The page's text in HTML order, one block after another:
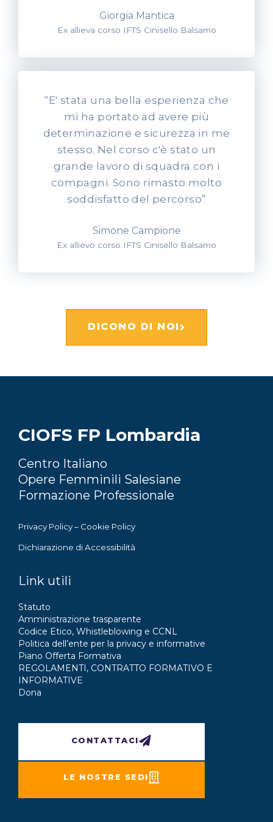
Giorgia Mantica
Ex allieva corso IFTS Cinisello Balsamo
“E' stata una bella esperienza che
mi ha portato ad avere più
determinazione e sicurezza in me
stesso. Nel corso c'è stato un
grande lavoro di squadra con i
compagni. Sono rimasto molto
soddisfatto del percorso”
Simone Campione
Ex allievo corso IFTS Cinisello Balsamo
DICONO DI NOI
CIOFS FP Lombardia
Centro Italiano
Opere Femminili Salesiane
Formazione Professionale
Privacy Policy– Cookie Policy
Dichiarazione di Accessibilità
Link utili
Statuto
Amministrazione trasparente
Codice Etico, Whistleblowing e CCNL
Politica dell’ente per la privacy e informative
Piano Offerta Formativa
REGOLAMENTI, CONTRATTO FORMATIVO E
INFORMATIVE
Dona
CONTATTACI
LE NOSTRE SEDI